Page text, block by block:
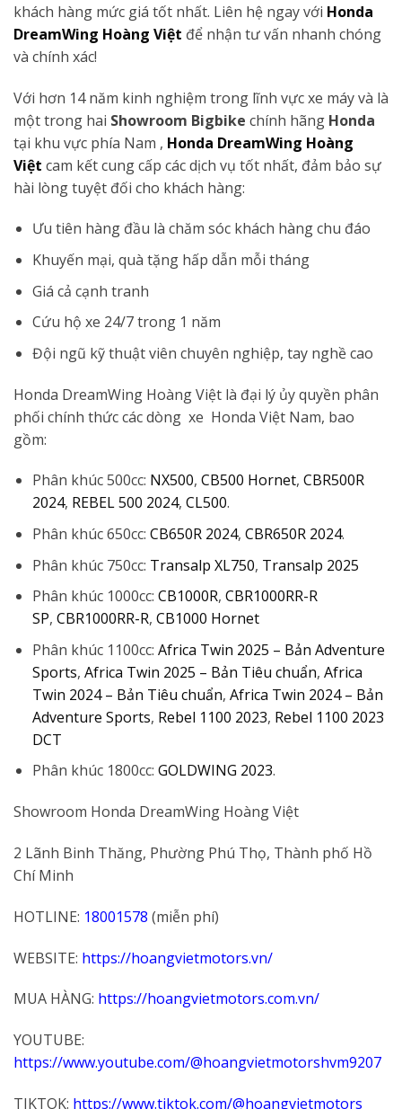
khách hàng mức giá tốt nhất. Liên hệ ngay với Honda
DreamWing Hoàng Việt để nhận tư vấn nhanh chóng
và chính xác!
Với hơn 14 năm kinh nghiệm trong lĩnh vực xe máy và là
một trong hai Showroom Bigbike chính hãng Honda
tại khu vực phía Nam , Honda DreamWing Hoàng
Việt cam kết cung cấp các dịch vụ tốt nhất, đảm bảo sự
hài lòng tuyệt đối cho khách hàng:
Ưu tiên hàng đầu là chăm sóc khách hàng chu đáo
Khuyến mại, quà tặng hấp dẫn mỗi tháng
Giá cả cạnh tranh
Cứu hộ xe 24/7 trong 1 năm
Đội ngũ kỹ thuật viên chuyên nghiệp, tay nghề cao
Honda DreamWing Hoàng Việt là đại lý ủy quyền phân
phối chính thức các dòng xe Honda Việt Nam, bao
gồm:
Phân khúc 500cc: NX500, CB500 Hornet, CBR500R
2024, REBEL 500 2024, CL500.
Phân khúc 650cc: CB650R 2024, CBR650R 2024.
Phân khúc 750cc: Transalp XL750, Transalp 2025
Phân khúc 1000cc: CB1000R, CBR1000RR-R
SP, CBR1000RR-R, CB1000 Hornet
Phân khúc 1100cc: Africa Twin 2025 – Bản Adventure
Sports, Africa Twin 2025 – Bản Tiêu chuẩn, Africa
Twin 2024 – Bản Tiêu chuẩn, Africa Twin 2024 – Bản
Adventure Sports, Rebel 1100 2023, Rebel 1100 2023
DCT
Phân khúc 1800cc: GOLDWING 2023.
Showroom Honda DreamWing Hoàng Việt
2 Lãnh Binh Thăng, Phường Phú Thọ, Thành phố Hồ
Chí Minh
HOTLINE: 18001578 (miễn phí)
WEBSITE: https://hoangvietmotors.vn/
MUA HÀNG: https://hoangvietmotors.com.vn/
YOUTUBE:
https://www.youtube.com/@hoangvietmotorshvm9207
TIKTOK: https://www.tiktok.com/@hoangvietmotors